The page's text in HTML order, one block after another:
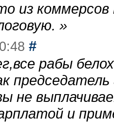
из
»
#
рабы
не
и